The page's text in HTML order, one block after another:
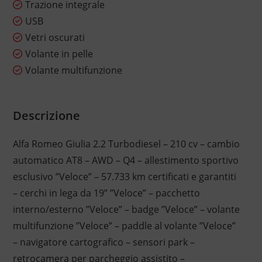
Trazione integrale
USB
Vetri oscurati
Volante in pelle
Volante multifunzione
Descrizione
Alfa Romeo Giulia 2.2 Turbodiesel – 210 cv – cambio
automatico AT8 – AWD – Q4 – allestimento sportivo
esclusivo ”Veloce” – 57.733 km certificati e garantiti
– cerchi in lega da 19” ”Veloce” – pacchetto
interno/esterno ”Veloce” – badge ”Veloce” – volante
multifunzione ”Veloce” – paddle al volante ”Veloce”
– navigatore cartografico – sensori park –
retrocamera per parcheggio assistito –